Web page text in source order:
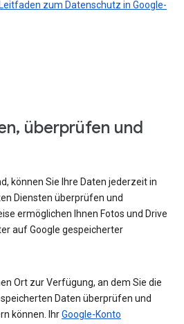
Leitfaden zum Datenschutz in Google-
überprüfen und
können Sie Ihre Daten jederzeit in
Diensten überprüfen und
ermöglichen Ihnen Fotos und Drive
auf Google gespeicherter
Ort zur Verfügung, an dem Sie die
Daten überprüfen und
können. IhrGoogle-Konto